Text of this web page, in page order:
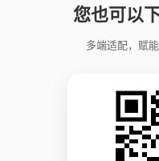
您也可以
多端适配，赋